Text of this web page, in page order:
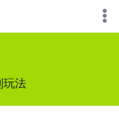
玩法